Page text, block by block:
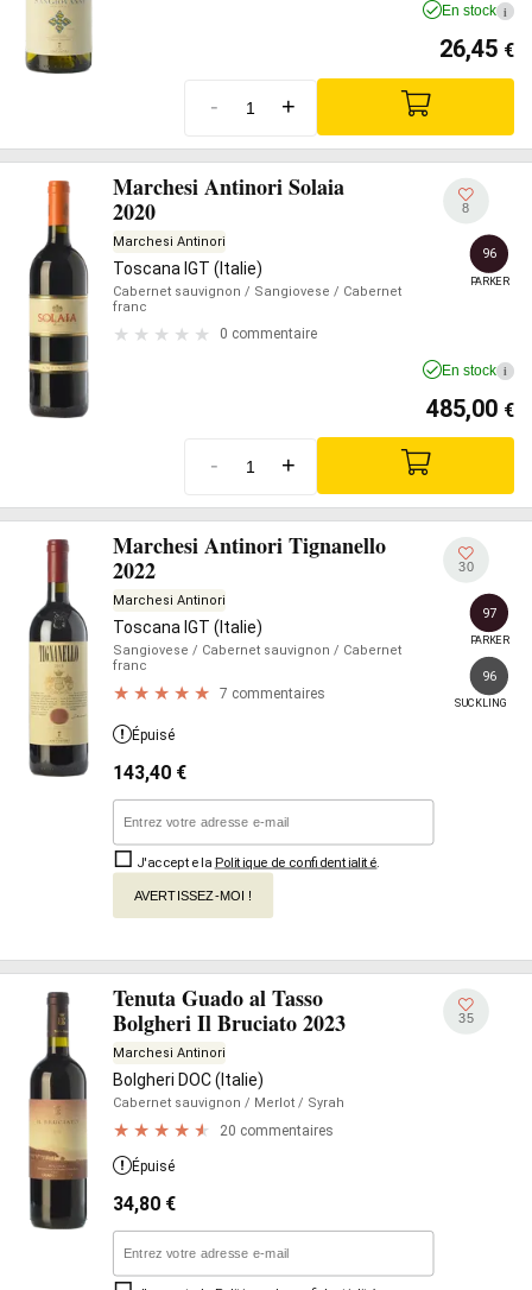
En stock i
26,45 €
- +
Marchesi Antinori Solaia
2020
Marchesi Antinori
Toscana IGT (Italie)
Cabernet sauvignon / Sangiovese / Cabernet
franc
0 commentaire
8
96
PARKER
En stock i
485,00 €
- +
Marchesi Antinori Tignanello
2022
Marchesi Antinori
Toscana IGT (Italie)
Sangiovese / Cabernet sauvignon / Cabernet
franc
7 commentaires
30
97
PARKER
96
SUCKLING
Épuisé
143,40 €
J'accepte la Politique de confidentialité
AVERTISSEZ-MOI !
Tenuta Guado al Tasso
Bolgheri Il Bruciato 2023
Marchesi Antinori
Bolgheri DOC (Italie)
Cabernet sauvignon / Merlot / Syrah
20 commentaires
35
Épuisé
34,80 €